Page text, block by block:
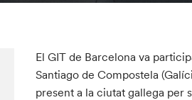
El GIT de Barcelona va
Santiago de Compostela
present a la ciutat gallega per